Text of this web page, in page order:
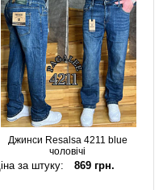
Джинси Resalsa 4211 blue
чоловічі
за штуку: 869 грн.